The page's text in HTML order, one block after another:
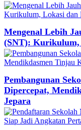
Mengenal Lebih
(SNT): Kurikulum,
Pembangunan
Dipercepat,
Jepara